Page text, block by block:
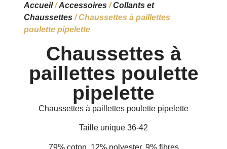
Accueil/Accessoires/Collants et
Chaussettes/ Chaussettes à paillettes
poulette pipelette
Chaussettes à
paillettes poulette
pipelette
Chaussettes à paillettes poulette pipelette
Taille unique 36-42
79% coton, 12% polyester, 9% fibres